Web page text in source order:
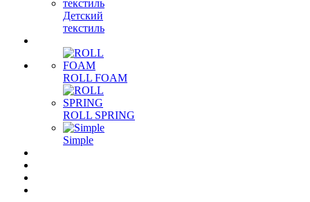
Детский
текстиль
ROLL FOAM
ROLL SPRING
Simple